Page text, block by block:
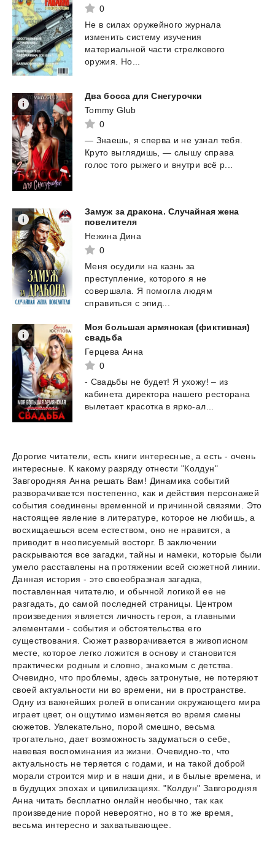
0
Не в силах оружейного журнала
изменить систему изучения
материальной части стрелкового
оружия. Но...
Два босса для Снегурочки
Tommy Glub
0
— Знаешь, я сперва и не узнал тебя.
Круто выглядишь, — слышу справа
голос того рыжего и внутри всё р...
Замуж за дракона. Случайная жена
повелителя
Нежина Дина
0
Меня осудили на казнь за
преступление, которого я не
совершала. Я помогла людям
справиться с эпид...
Моя большая армянская (фиктивная)
свадьба
Герцева Анна
0
- Свадьбы не будет! Я ухожу! – из
кабинета директора нашего ресторана
вылетает красотка в ярко-ал...
Дорогие читатели, есть книги интересные, а есть - очень
интересные. К какому разряду отнести "Колдун"
Завгородняя Анна решать Вам! Динамика событий
разворачивается постепенно, как и действия персонажей
события соединены временной и причинной связями. Это
настоящее явление в литературе, которое не любишь, а
восхищаешься всем естеством, оно не нравится, а
приводит в неописуемый восторг. В заключении
раскрываются все загадки, тайны и намеки, которые были
умело расставлены на протяжении всей сюжетной линии.
Данная история - это своеобразная загадка,
поставленная читателю, и обычной логикой ее не
разгадать, до самой последней страницы. Центром
произведения является личность героя, а главными
элементами - события и обстоятельства его
существования. Сюжет разворачивается в живописном
месте, которое легко ложится в основу и становится
практически родным и словно, знакомым с детства.
Очевидно, что проблемы, здесь затронутые, не потеряют
своей актуальности ни во времени, ни в пространстве.
Одну из важнейших ролей в описании окружающего мира
играет цвет, он ощутимо изменяется во время смены
сюжетов. Увлекательно, порой смешно, весьма
трогательно, дает возможность задуматься о себе,
навевая воспоминания из жизни. Очевидно-то, что
актуальность не теряется с годами, и на такой доброй
морали строится мир и в наши дни, и в былые времена, и
в будущих эпохах и цивилизациях. "Колдун" Завгородняя
Анна читать бесплатно онлайн необычно, так как
произведение порой невероятно, но в то же время,
весьма интересно и захватывающее.